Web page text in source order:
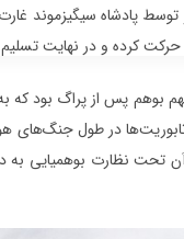
شدن ونسلاوس چهارم، شهر توسط پادشاه
کرده و در نهایت تسلیم
زیادی توسعه یافت و در آغاز جنگ‌های هوسیت در سال 1419 دومین شهر
در طول جنگ‌های
تحت نظارت بوهمیایی به